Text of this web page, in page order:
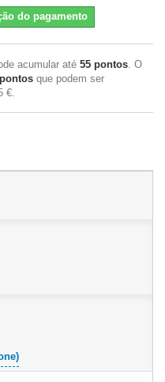
do pagamento
acumular até 55 pontos. O
pontos que podem ser
€.